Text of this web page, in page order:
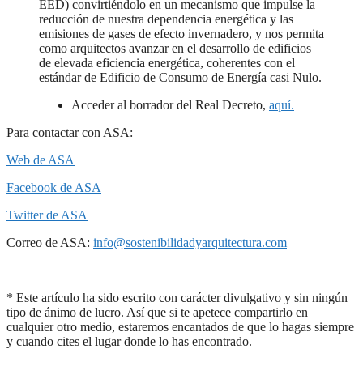
EED) convirtiéndolo en un mecanismo que impulse la
reducción de nuestra dependencia energética y las
emisiones de gases de efecto invernadero, y nos permita
como arquitectos avanzar en el desarrollo de edificios
de elevada eficiencia energética, coherentes con el
estándar de Edificio de Consumo de Energía casi Nulo.
Acceder al borrador del Real Decreto, aquí.
Para contactar con ASA:
Web de ASA
Facebook de ASA
Twitter de ASA
Correo de ASA: info@sostenibilidadyarquitectura.com
* Este artículo ha sido escrito con carácter divulgativo y sin ningún
tipo de ánimo de lucro. Así que si te apetece compartirlo en
cualquier otro medio, estaremos encantados de que lo hagas siempre
y cuando cites el lugar donde lo has encontrado.